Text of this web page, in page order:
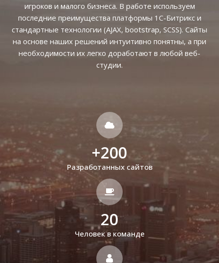
игроков и малого бизнеса. В работе используем
последние преимущества платформы 1С-Битрикс и
стандартные технологии (AJAX, bootstrap, SCSS). Сайты
на основе наших решений интуитивно понятны, а при
необходимости их легко доработают в любой веб-
студии.
+200
Разработанных сайтов
20
Человек в команде